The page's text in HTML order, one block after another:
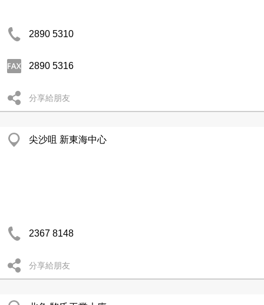
2890 5310
2890 5316
分享給朋友
尖沙咀 新東海中心
2367 8148
分享給朋友